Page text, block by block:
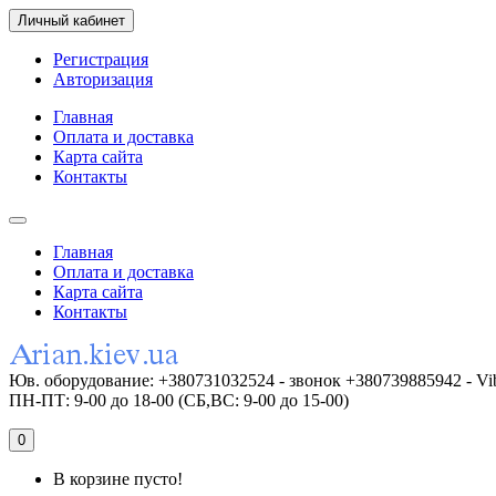
Личный кабинет
Регистрация
Авторизация
Главная
Оплата и доставка
Карта сайта
Контакты
Главная
Оплата и доставка
Карта сайта
Контакты
Юв. оборудование: +380731032524 - звонок +380739885942 -
ПН-ПТ: 9-00 до 18-00 (СБ,ВС: 9-00 до 15-00)
0
В корзине пусто!